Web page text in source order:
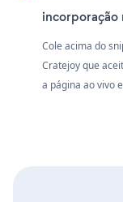
Cole acima do
Cratejoy que
a página ao vivo